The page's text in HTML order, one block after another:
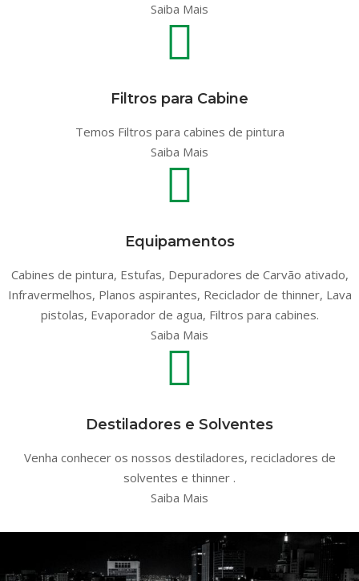
Saiba Mais
Filtros para Cabine
Temos Filtros para cabines de pintura
Saiba Mais
Equipamentos
Cabines de pintura, Estufas, Depuradores de Carvão ativado,
Infravermelhos, Planos aspirantes, Reciclador de thinner, Lava
pistolas, Evaporador de agua, Filtros para cabines.
Saiba Mais
Destiladores e Solventes
Venha conhecer os nossos destiladores, recicladores de
solventes e thinner .
Saiba Mais